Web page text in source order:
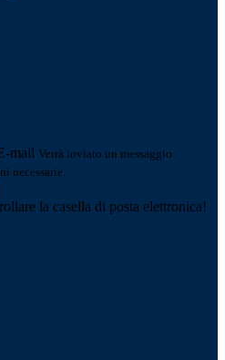
mail Verrà inviato un messaggio
necessarie.
la casella di posta elettronica!